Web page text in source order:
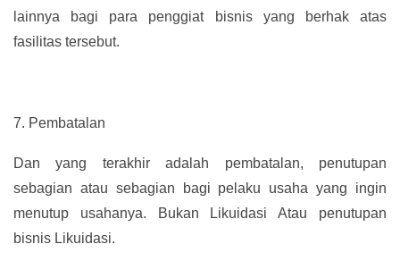
lainnya bagi para penggiat bisnis yang berhak atas
fasilitas tersebut.
7. Pembatalan
Dan yang terakhir adalah pembatalan, penutupan
sebagian atau sebagian bagi pelaku usaha yang ingin
menutup usahanya. Bukan Likuidasi Atau penutupan
bisnis Likuidasi.